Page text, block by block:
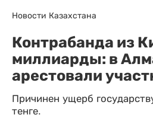
Новости Казахстана
Контрабанда из
миллиарды: в
арестовали
Причинен ущерб
тенге.